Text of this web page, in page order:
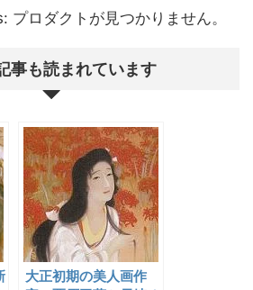
ロダクトが見つかりません。
事も読まれています
大正初期の美人画作